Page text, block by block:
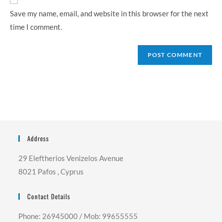
Save my name, email, and website in this browser for the next
time I comment.
Address
29 Eleftherios Venizelos Avenue
8021 Pafos , Cyprus
Contact Details
Phone: 26945000 / Mob: 99655555